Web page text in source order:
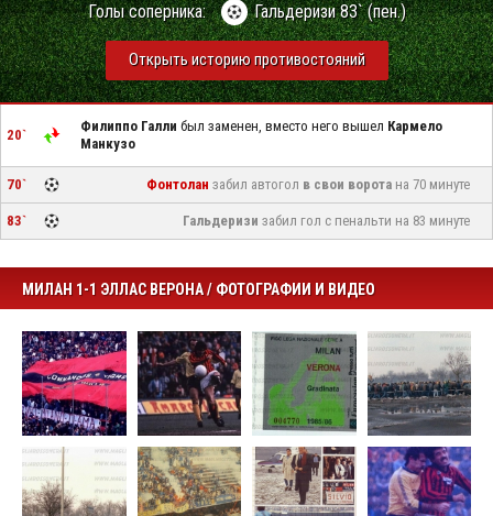
Голы соперника: Гальдеризи 83` (пен.)
Открыть историю противостояний
20`
Филиппо Галли был заменен, вместо него вышел Кармело
Манкузо
70` Фонтолан забил автогол в свои ворота на 70 минуте
83` Гальдеризи забил гол с пенальти на 83 минуте
МИЛАН 1-1 ЭЛЛАС ВЕРОНА / ФОТОГРАФИИ И ВИДЕО